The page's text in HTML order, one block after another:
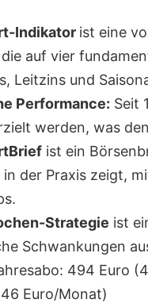
Indikator ist eine
auf vier
Leitzins und
Performance: Seit
werden, was
ist ein
der Praxis zeigt,
Strategie ist
Schwankungen
494 Euro
Euro/Monat)